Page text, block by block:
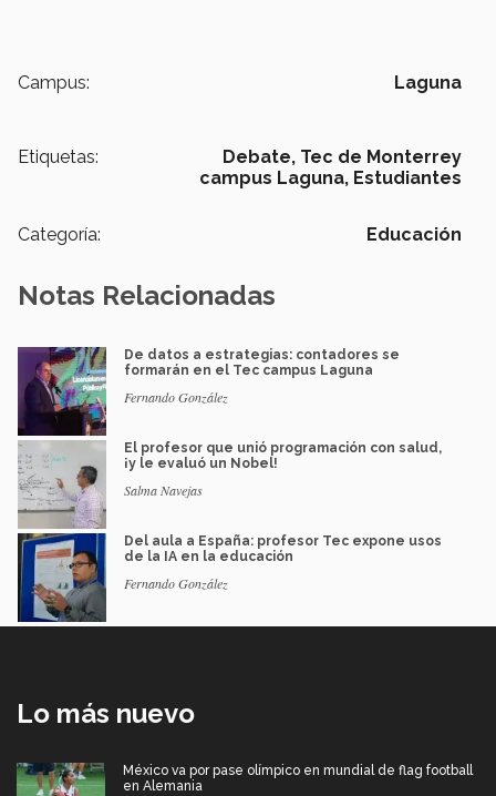
Campus: Laguna
Etiquetas: Debate, Tec de Monterrey
campus Laguna, Estudiantes
Categoría: Educación
Notas Relacionadas
De datos a estrategias: contadores se
formarán en el Tec campus Laguna
Fernando González
El profesor que unió programación con salud,
¡y le evaluó un Nobel!
Salma Navejas
Del aula a España: profesor Tec expone usos
de la IA en la educación
Fernando González
Lo más nuevo
México va por pase olímpico en mundial de flag football
en Alemania